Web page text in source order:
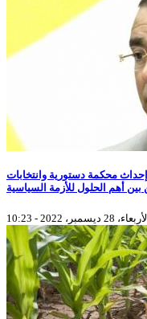
محكمة دستورية وانتخابات
28 ديسمبر، 2022 - 10:23